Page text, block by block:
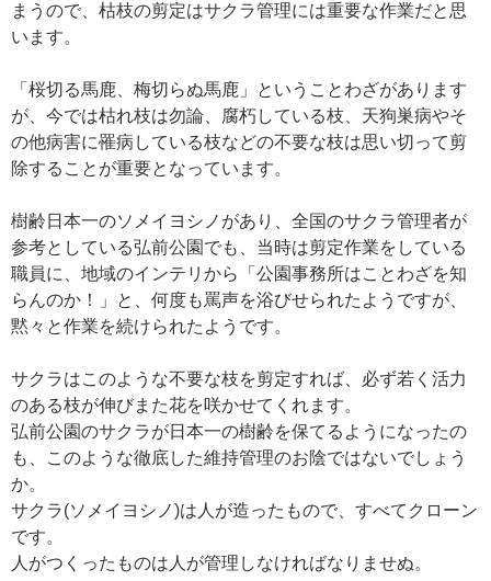
まうので、枯枝の剪定はサクラ管理には重要な作業だと思
います。
「桜切る馬鹿、梅切らぬ馬鹿」ということわざがあります
が、今では枯れ枝は勿論、腐朽している枝、天狗巣病やそ
の他病害に罹病している枝などの不要な枝は思い切って剪
除することが重要となっています。
樹齢日本一のソメイヨシノがあり、全国のサクラ管理者が
参考としている弘前公園でも、当時は剪定作業をしている
職員に、地域のインテリから「公園事務所はことわざを知
らんのか！」と、何度も罵声を浴びせられたようですが、
黙々と作業を続けられたようです。
サクラはこのような不要な枝を剪定すれば、必ず若く活力
のある枝が伸びまた花を咲かせてくれます。
弘前公園のサクラが日本一の樹齢を保てるようになったの
も、このような徹底した維持管理のお陰ではないでしょう
か。
サクラ(ソメイヨシノ)は人が造ったもので、すべてクローン
です。
人がつくったものは人が管理しなければなりませぬ。